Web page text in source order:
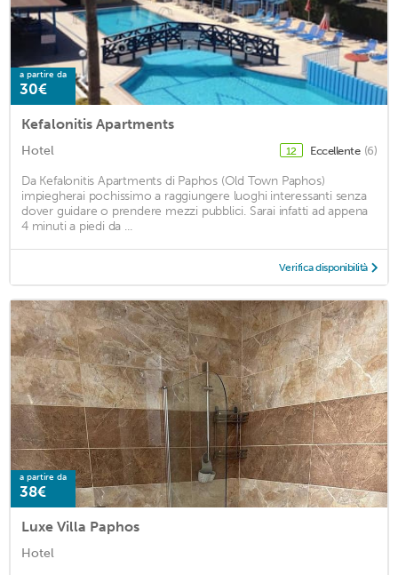
a partire da
30€
Kefalonitis Apartments
Hotel 12 Eccellente (6)
Da Kefalonitis Apartments di Paphos (Old Town Paphos)
impiegherai pochissimo a raggiungere luoghi interessanti senza
dover guidare o prendere mezzi pubblici. Sarai infatti ad appena
4 minuti a piedi da ...
Verifica disponibilità
a partire da
38€
Luxe Villa Paphos
Hotel